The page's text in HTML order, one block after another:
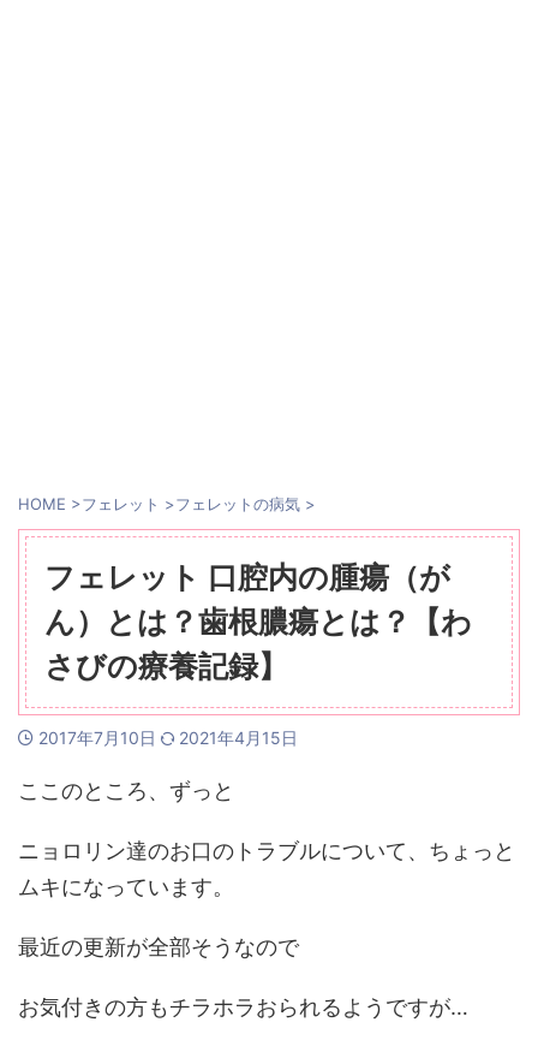
HOME >フェレット >フェレットの病気 >
フェレット 口腔内の腫瘍（が
ん）とは？歯根膿瘍とは？【わ
さびの療養記録】
2017年7月10日 2021年4月15日
ここのところ、ずっと
ニョロリン達のお口のトラブルについて、ちょっと
ムキになっています。
最近の更新が全部そうなので
お気付きの方もチラホラおられるようですが…